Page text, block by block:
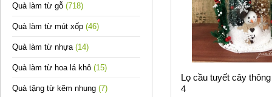
Quà làm từ gỗ (718)
Quà làm từ mút xốp (46)
Quà làm từ nhựa (14)
Quà làm từ hoa lá khô (15)
Quà tặng từ kẽm nhung (7)
Lọ cầu tuyết cây
4